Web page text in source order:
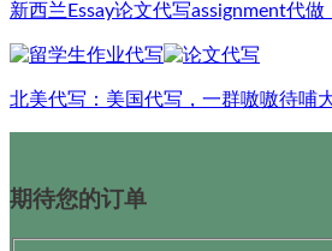
新西兰Essay论文代写assignment代做
北美代写：美国代写，一群嗷嗷待哺
期待您的订单